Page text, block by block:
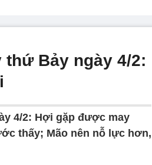
Bảy ngày 4/2:
4/2: Hợi gặp được may
thấy; Mão nên nỗ lực hơn,